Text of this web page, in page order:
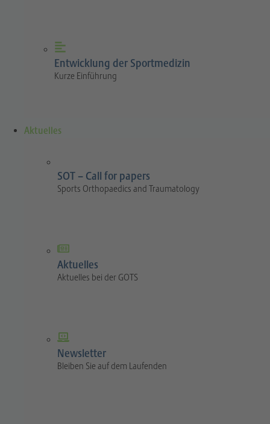
Entwicklung der Sportmedizin
Kurze Einführung
Aktuelles
SOT – Call for papers
Sports Orthopaedics and Traumatology
Aktuelles
Aktuelles bei der GOTS
Newsletter
Bleiben Sie auf dem Laufenden